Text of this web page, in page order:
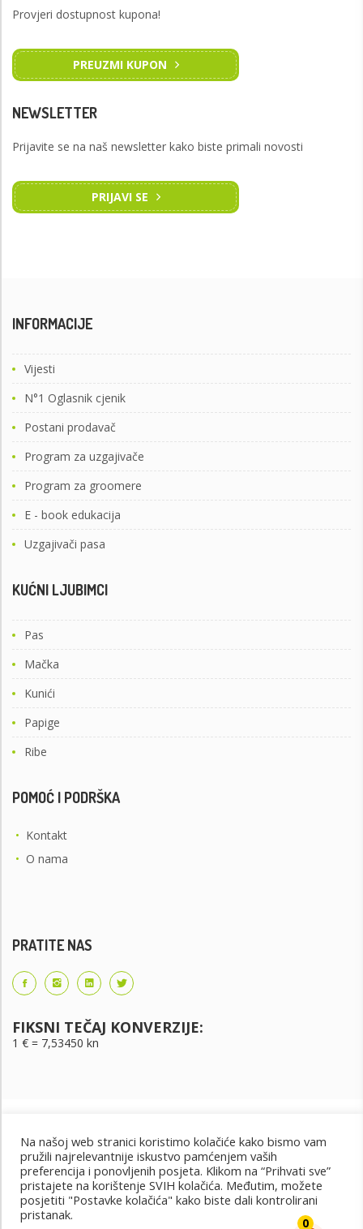
0
Provjeri dostupnost kupona!
PREUZMI KUPON
NEWSLETTER
Prijavite se na naš newsletter kako biste primali novosti
PRIJAVI SE
INFORMACIJE
Vijesti
N°1 Oglasnik cjenik
Postani prodavač
Program za uzgajivače
Program za groomere
E - book edukacija
Uzgajivači pasa
KUĆNI LJUBIMCI
Pas
Mačka
Kunići
Papige
Ribe
POMOĆ I PODRŠKA
• Kontakt
• O nama
PRATITE NAS
FIKSNI TEČAJ KONVERZIJE:
1 € = 7,53450 kn
Uvjeti korištenja Uvjeti kupnje
Cjenik oglašavanja
@2022 - Design by: PET PORTAL
Na našoj web stranici koristimo kolačiće kako bismo vam
pružili najrelevantnije iskustvo pamćenjem vaših
preferencija i ponovljenih posjeta. Klikom na “Prihvati sve”
pristajete na korištenje SVIH kolačića. Međutim, možete
posjetiti "Postavke kolačića" kako biste dali kontrolirani
pristanak.